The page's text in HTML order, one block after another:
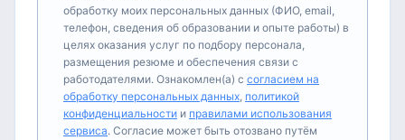
обработку моих персональных данных (ФИО, email,
телефон, сведения об образовании и опыте работы) в
целях оказания услуг по подбору персонала,
размещения резюме и обеспечения связи с
работодателями. Ознакомлен(а) с согласием на
обработку персональных данных, политикой
конфиденциальности и правилами использования
сервиса. Согласие может быть отозвано путём